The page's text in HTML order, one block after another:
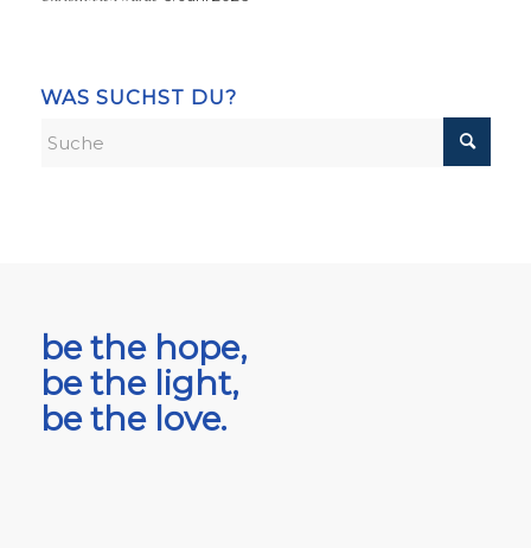
WAS SUCHST DU?
be the hope,
be the light,
be the love.